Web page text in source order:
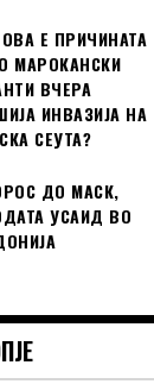
Е ПРИЧИНАТА
МАРОКАНСКИ
ВЧЕРА
ИНВАЗИЈА НА
СЕУТА?
ДО МАСК,
УСАИД ВО